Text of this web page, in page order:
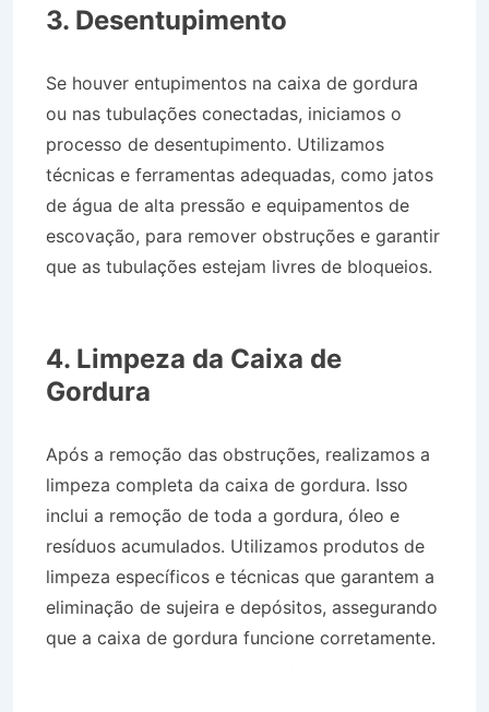
3. Desentupimento
Se houver entupimentos na caixa de gordura
ou nas tubulações conectadas, iniciamos o
processo de desentupimento. Utilizamos
técnicas e ferramentas adequadas, como jatos
de água de alta pressão e equipamentos de
escovação, para remover obstruções e garantir
que as tubulações estejam livres de bloqueios.
4. Limpeza da Caixa de
Gordura
Após a remoção das obstruções, realizamos a
limpeza completa da caixa de gordura. Isso
inclui a remoção de toda a gordura, óleo e
resíduos acumulados. Utilizamos produtos de
limpeza específicos e técnicas que garantem a
eliminação de sujeira e depósitos, assegurando
que a caixa de gordura funcione corretamente.